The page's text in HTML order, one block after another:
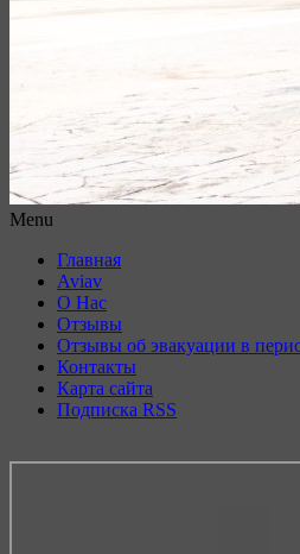
Menu
Главная
Aviav
О Нас
Отзывы
Отзывы об эвакуации в
Контакты
Карта сайта
Подписка RSS